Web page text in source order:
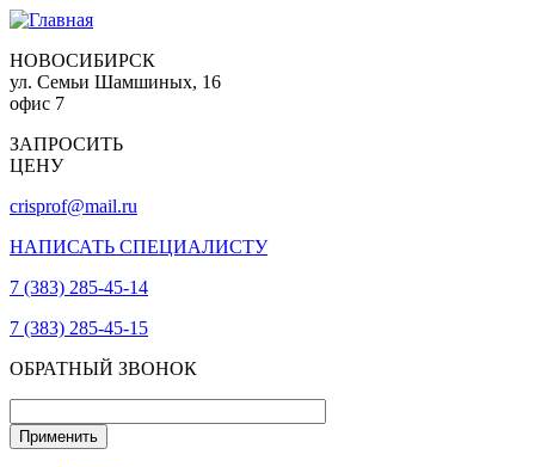
НОВОСИБИРСК
ул. Семьи Шамшиных, 16
офис 7
ЗАПРОСИТЬ
ЦЕНУ
crisprof@mail.ru
НАПИСАТЬ СПЕЦИАЛИСТУ
7 (383) 285-45-14
7 (383) 285-45-15
ОБРАТНЫЙ ЗВОНОК